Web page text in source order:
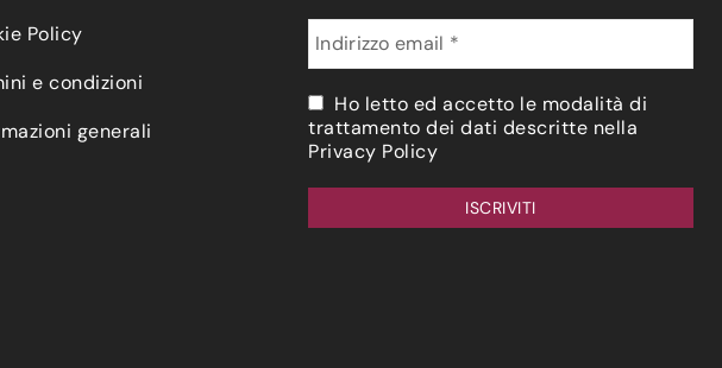
Policy
e condizioni
generali
Ho letto ed accetto le modalità di
trattamento dei dati descritte nella
Privacy Policy